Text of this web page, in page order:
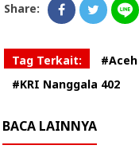
Share:
Tag Terkait: #Aceh
#KRI Nanggala 402
BACA LAINNYA